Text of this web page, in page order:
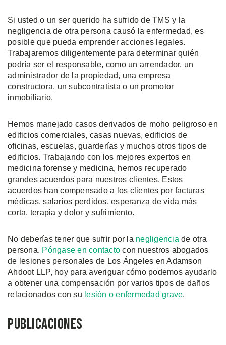
Si usted o un ser querido ha sufrido de TMS y la
negligencia de otra persona causó la enfermedad, es
posible que pueda emprender acciones legales.
Trabajaremos diligentemente para determinar quién
podría ser el responsable, como un arrendador, un
administrador de la propiedad, una empresa
constructora, un subcontratista o un promotor
inmobiliario.
Hemos manejado casos derivados de moho peligroso en
edificios comerciales, casas nuevas, edificios de
oficinas, escuelas, guarderías y muchos otros tipos de
edificios. Trabajando con los mejores expertos en
medicina forense y medicina, hemos recuperado
grandes acuerdos para nuestros clientes. Estos
acuerdos han compensado a los clientes por facturas
médicas, salarios perdidos, esperanza de vida más
corta, terapia y dolor y sufrimiento.
No deberías tener que sufrir por la negligencia de otra
persona. Póngase en contacto con nuestros abogados
de lesiones personales de Los Ángeles en Adamson
Ahdoot LLP, hoy para averiguar cómo podemos ayudarlo
a obtener una compensación por varios tipos de daños
relacionados con su lesión o enfermedad grave.
Publicaciones